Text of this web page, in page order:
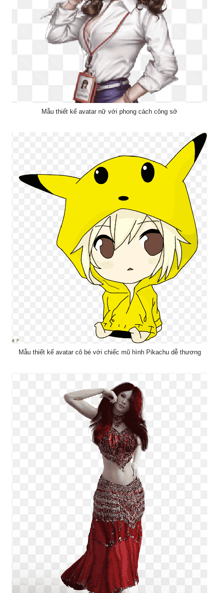
Mẫu thiết kế avatar nữ với phong cách công sở
Mẫu thiết kế avatar cô bé với chiếc mũ hình Pikachu dễ thương